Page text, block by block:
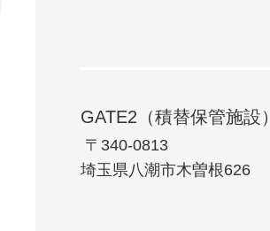
GATE2（積替保管施設）
⁩ 〒340-0813
埼玉県八潮市木曽根626